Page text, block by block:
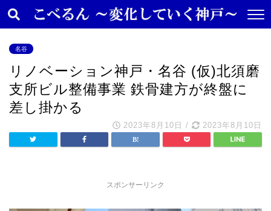
名谷
リノベーション神戸・名谷 (仮)北須磨
支所ビル整備事業 鉄骨建方が終盤に
差し掛かる
2023年8月10日 / 2023年8月10日
スポンサーリンク